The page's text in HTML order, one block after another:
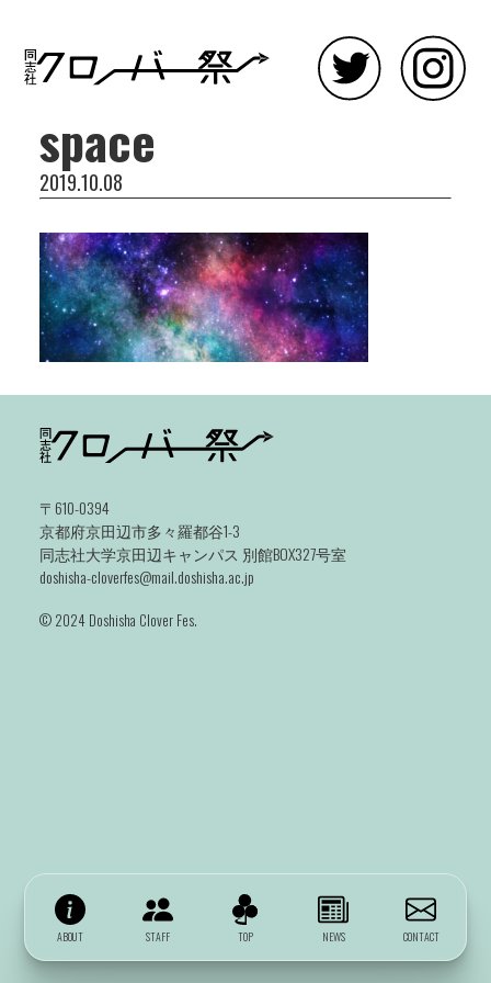
space
2019.10.08
ABOUT STAFF TOP NEWS CONTACT
〒610-0394
京都府京田辺市多々羅都谷1-3
同志社大学京田辺キャンパス 別館BOX327号室
doshisha-cloverfes@mail.doshisha.ac.jp
©️ 2024 Doshisha Clover Fes.